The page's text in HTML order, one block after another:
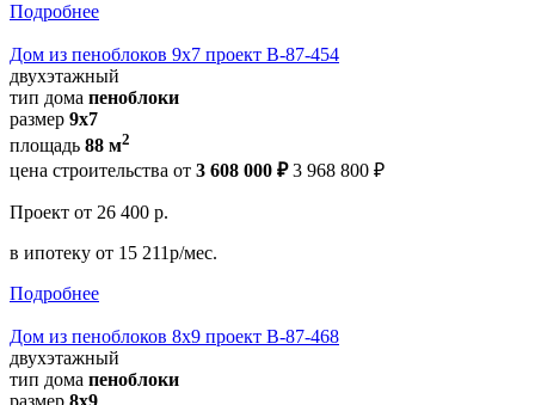
Подробнее
Дом из пеноблоков 9х7 проект В-87-454
двухэтажный
тип дома пеноблоки
размер 9х7
площадь 88 м2
цена строительства от 3 608 000 ₽ 3 968 800 ₽
Проект от 26 400 р.
в ипотеку от 15 211р/мес.
Подробнее
Дом из пеноблоков 8х9 проект В-87-468
двухэтажный
тип дома пеноблоки